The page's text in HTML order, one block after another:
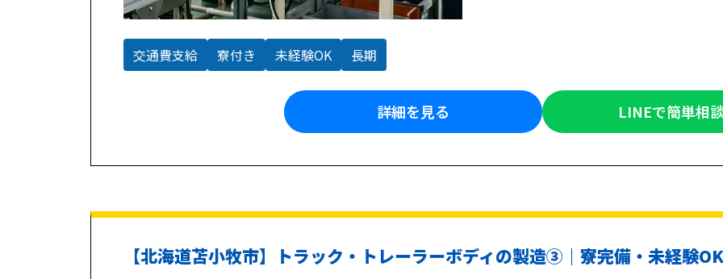
交通費支給 寮付き 未経験OK 長期
詳細を見る LINEで簡単相
【北海道苫小牧市】トラック・トレーラーボディの製造③｜寮完備・未経験OK